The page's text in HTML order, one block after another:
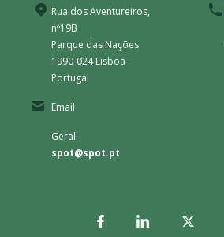
Rua dos Aventureiros,
nº19B
Parque das Nações
1990-024 Lisboa -
Portugal
Email
Geral:
spot@spot.pt